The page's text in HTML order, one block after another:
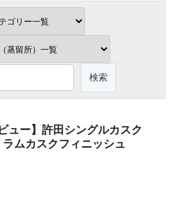
ビュー】許田シングルカスク
ラムカスクフィニッシュ